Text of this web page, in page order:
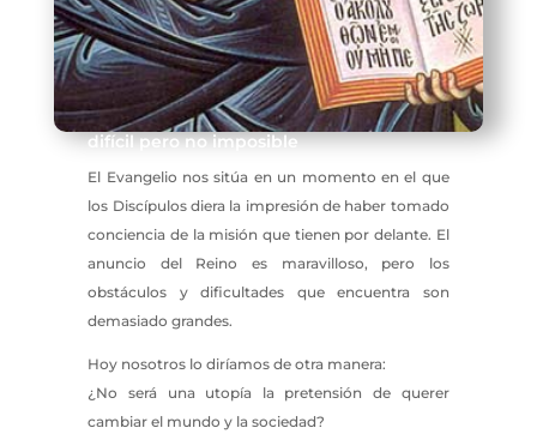
difícil pero no imposible
El Evangelio nos sitúa en un momento en el que
los Discípulos diera la impresión de haber tomado
conciencia de la misión que tienen por delante. El
anuncio del Reino es maravilloso, pero los
obstáculos y dificultades que encuentra son
demasiado grandes.
Hoy nosotros lo diríamos de otra manera:
¿No será una utopía la pretensión de querer
cambiar el mundo y la sociedad?